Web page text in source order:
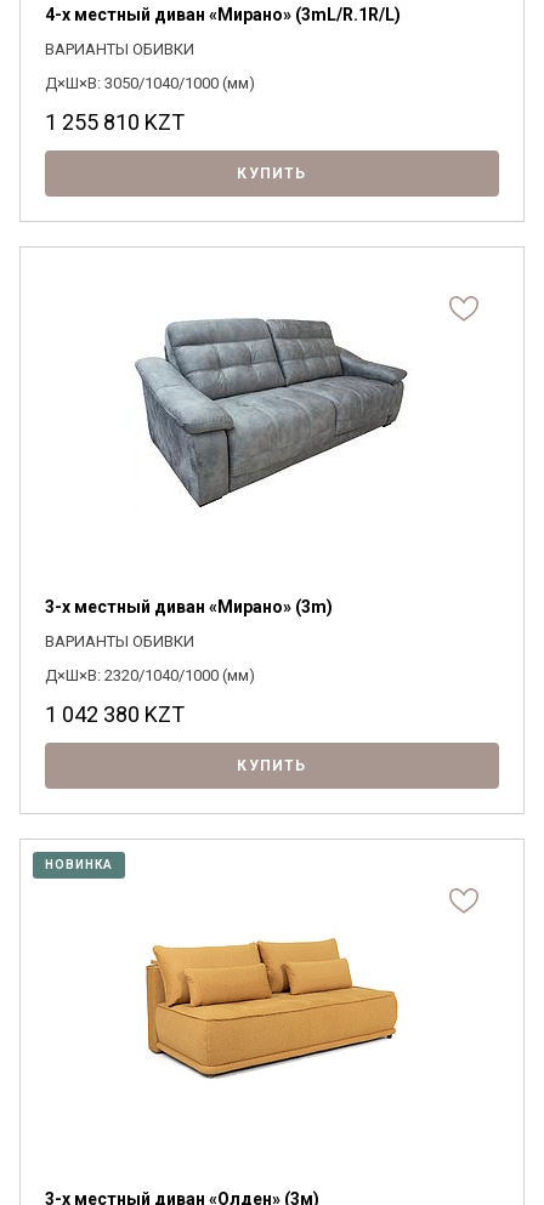
4-х местный диван «Мирано» (3mL/R.1R/L)
ВАРИАНТЫ ОБИВКИ
Д×Ш×В: 3050/1040/1000 (мм)
1 255 810 KZT
КУПИТЬ
3-х местный диван «Мирано» (3m)
ВАРИАНТЫ ОБИВКИ
Д×Ш×В: 2320/1040/1000 (мм)
1 042 380 KZT
КУПИТЬ
НОВИНКА
3-х местный диван «Олден» (3м)